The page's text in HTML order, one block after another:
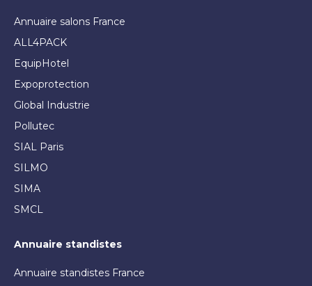
Annuaire salons France
ALL4PACK
EquipHotel
Expoprotection
Global Industrie
Pollutec
SIAL Paris
SILMO
SIMA
SMCL
Annuaire standistes
Annuaire standistes France